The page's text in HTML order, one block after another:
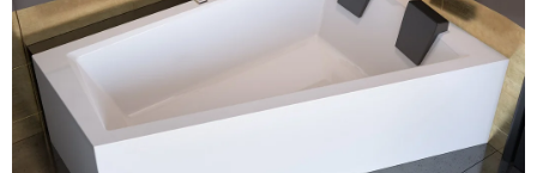
VÝPREDAJ
PRÍSLUŠENSTVO K SPRCHOVÝM KÚTOM A
NÁHRADNÉ DIELY